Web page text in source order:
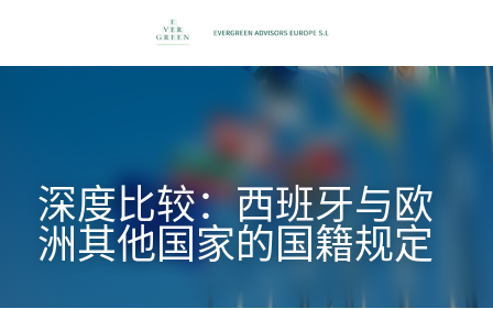
深度比较：西班牙与欧
洲其他国家的国籍规定